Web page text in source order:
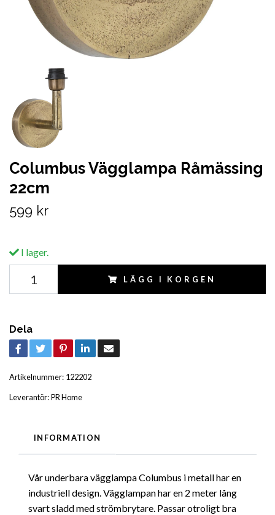
Columbus Vägglampa Råmässing
22cm
599 kr
I lager.
LÄGG I KORGEN
Dela
Artikelnummer: 122202
Leverantör:PR Home
INFORMATION
Vår underbara vägglampa Columbus i metall har en
industriell design. Vägglampan har en 2 meter lång
svart sladd med strömbrytare. Passar otroligt bra